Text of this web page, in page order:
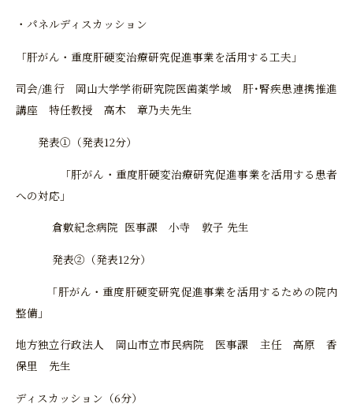
パネルディスカッション
「肝がん・重度肝硬変治療研究促進事業を活用する工夫」
司会/進行 岡山大学学術研究院医歯薬学域 肝･腎疾患連携推進
講座 特任教授 高木 章乃夫先生
発表①（発表12分）
「肝がん・重度肝硬変治療研究促進事業を活用する患者
への対応」
倉敷紀念病院 医事課 小寺 敦子 先生
発表②（発表12分）
「肝がん・重度肝硬変研究促進事業を活用するための院内
整備」
地方独立行政法人 岡山市立市民病院 医事課 主任 高原 香
保里 先生
ディスカッション（6分）